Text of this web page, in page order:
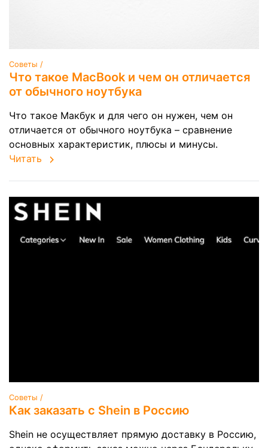
Советы /
Что такое MacBook и чем он отличается
от обычного ноутбука
Что такое Макбук и для чего он нужен, чем он
отличается от обычного ноутбука – сравнение
основных характеристик, плюсы и минусы.
Читать
Советы /
Как заказать с Shein в Россию
Shein не осуществляет прямую доставку в Россию,